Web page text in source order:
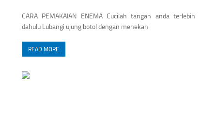
CARA PEMAKAIAN ENEMA Cucilah tangan anda terlebih
dahulu Lubangi ujung botol dengan menekan
READ MORE